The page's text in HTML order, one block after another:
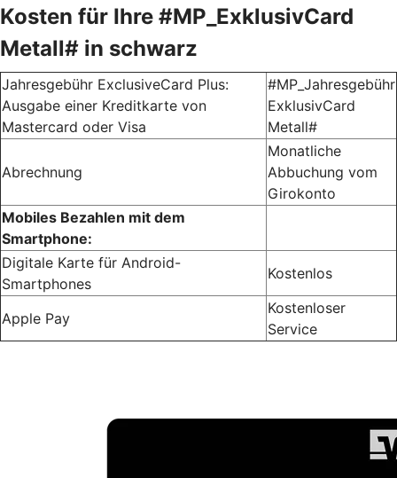
Kosten für Ihre #MP_ExklusivCard
Metall# in schwarz
Jahresgebühr ExclusiveCard Plus:
Ausgabe einer Kreditkarte von
Mastercard oder Visa
#MP_Jahresgebühr
ExklusivCard
Metall#
Abrechnung
Monatliche
Abbuchung vom
Girokonto
Mobiles Bezahlen mit dem
Smartphone:
Digitale Karte für Android-
Smartphones
Kostenlos
Apple Pay
Kostenloser
Service